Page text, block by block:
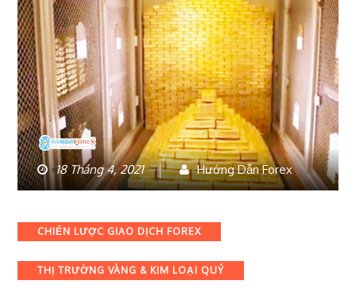
18 Tháng 4, 2021 Hướng Dẫn Forex
Categories
CHIẾN LƯỢC GIAO DỊCH FOREX
THỊ TRƯỜNG VÀNG & KIM LOẠI QUÝ